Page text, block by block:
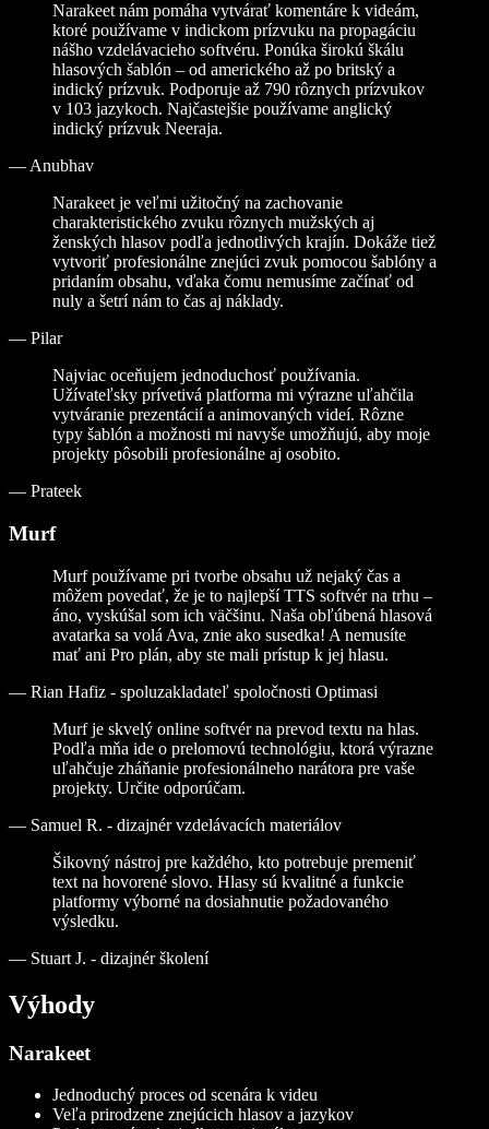
Narakeet nám pomáha vytvárať komentáre k videám,
ktoré používame v indickom prízvuku na propagáciu
nášho vzdelávacieho softvéru. Ponúka širokú škálu
hlasových šablón – od amerického až po britský a
indický prízvuk. Podporuje až 790 rôznych prízvukov
v 103 jazykoch. Najčastejšie používame anglický
indický prízvuk Neeraja.
— Anubhav
Narakeet je veľmi užitočný na zachovanie
charakteristického zvuku rôznych mužských aj
ženských hlasov podľa jednotlivých krajín. Dokáže tiež
vytvoriť profesionálne znejúci zvuk pomocou šablóny a
pridaním obsahu, vďaka čomu nemusíme začínať od
nuly a šetrí nám to čas aj náklady.
— Pilar
Najviac oceňujem jednoduchosť používania.
Užívateľsky prívetivá platforma mi výrazne uľahčila
vytváranie prezentácií a animovaných videí. Rôzne
typy šablón a možnosti mi navyše umožňujú, aby moje
projekty pôsobili profesionálne aj osobito.
— Prateek
Murf
Murf používame pri tvorbe obsahu už nejaký čas a
môžem povedať, že je to najlepší TTS softvér na trhu –
áno, vyskúšal som ich väčšinu. Naša obľúbená hlasová
avatarka sa volá Ava, znie ako susedka! A nemusíte
mať ani Pro plán, aby ste mali prístup k jej hlasu.
— Rian Hafiz - spoluzakladateľ spoločnosti Optimasi
Murf je skvelý online softvér na prevod textu na hlas.
Podľa mňa ide o prelomovú technológiu, ktorá výrazne
uľahčuje zháňanie profesionálneho narátora pre vaše
projekty. Určite odporúčam.
— Samuel R. - dizajnér vzdelávacích materiálov
Šikovný nástroj pre každého, kto potrebuje premeniť
text na hovorené slovo. Hlasy sú kvalitné a funkcie
platformy výborné na dosiahnutie požadovaného
výsledku.
— Stuart J. - dizajnér školení
Výhody
Narakeet
Jednoduchý proces od scenára k videu
Veľa prirodzene znejúcich hlasov a jazykov